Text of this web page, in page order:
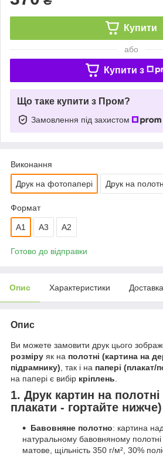
Купити
або
Купити з
Що таке купити з Пром?
Замовлення під захистом
Виконання
Друк на фотопапері Друк на
Формат
А1 A3 A2
Готово до відправки
Опис Характеристики Доставка
Опис
Ви можете замовити друк цього
розміру як на полотні (картина на
підрамнику) , так і на папері (плакат/
на папері є вибір кріплень
1. Друк картин на
плакати - гортайте нижче)
Бавовняне полотно: картина
натуральному бавовняному полотні
матове, щільність 350 г/м², 30%